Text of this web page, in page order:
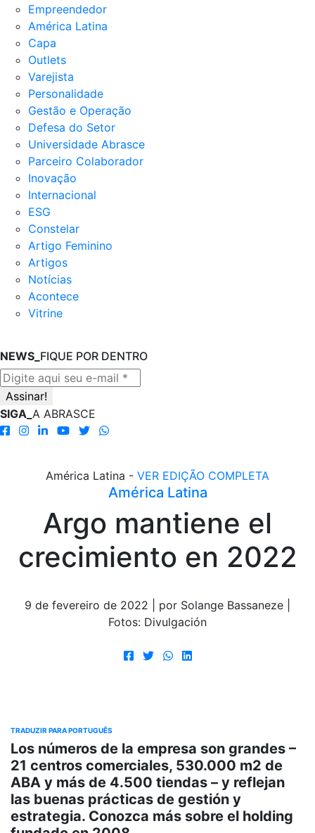
Empreendedor
América Latina
Capa
Outlets
Varejista
Personalidade
Gestão e Operação
Defesa do Setor
Universidade Abrasce
Parceiro Colaborador
Inovação
Internacional
ESG
Constelar
Artigo Feminino
Artigos
Notícias
Acontece
Vitrine
NEWS_ FIQUE POR DENTRO
SIGA_ A ABRASCE
América Latina - VER EDIÇÃO COMPLETA
América Latina
Argo mantiene el
crecimiento en 2022
9 de fevereiro de 2022 | por Solange Bassaneze |
Fotos: Divulgación
TRADUZIR PARA PORTUGUÊS
Los números de la empresa son grandes –
21 centros comerciales, 530.000 m2 de
ABA y más de 4.500 tiendas – y reflejan
las buenas prácticas de gestión y
estrategia. Conozca más sobre el holding